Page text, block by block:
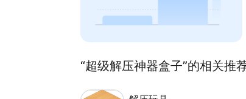
“超级解压神器盒子”的相关推